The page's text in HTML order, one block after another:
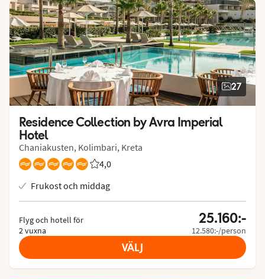
27
Residence Collection by Avra Imperial
Hotel
Chaniakusten, Kolimbari, Kreta
4,0
Betyg från Vings gäster: 4.045/5
Frukost och middag
Flyg och hotell för
2 vuxna
25.160:-
12.580:-/person
VÄLJ